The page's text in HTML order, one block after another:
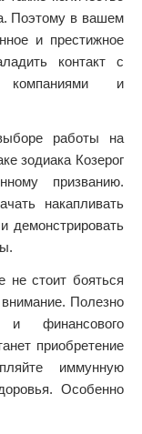
Поэтому в вашем
и престижное
контакт с
компаниями и
работы на
зодиака Козерог
призванию.
накапливать
демонстрировать
не стоит бояться
Полезно
и финансового
приобретение
иммунную
Особенно